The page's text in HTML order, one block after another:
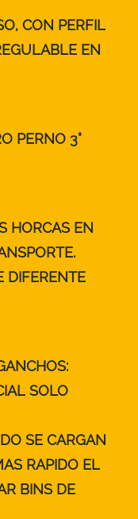
CON PERFIL
EN
PERNO 3°
HORCAS EN
DIFERENTE
SOLO
SE CARGAN
RAPIDO EL
BINS DE